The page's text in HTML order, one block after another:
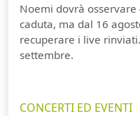
Noemi dovrà
caduta, ma dal 16
recuperare i live
settembre.
CONCERTI ED EVENTI